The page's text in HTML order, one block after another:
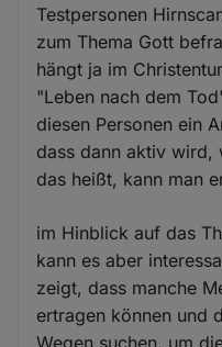
Testpersonen
zum Thema Gott
hängt ja im
"Leben nach dem
diesen Personen ein
dass dann aktiv wird,
das heißt, kann man
im Hinblick auf das
kann es aber
zeigt, dass manche
ertragen können und